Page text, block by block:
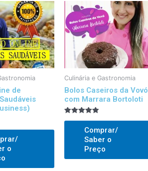
de
o
Culinária e Gastronomia
Bolos Caseiros da Vovó
com Marrara Bortoloti
Avaliado
out of 5Comprar/
Saber o
Preço